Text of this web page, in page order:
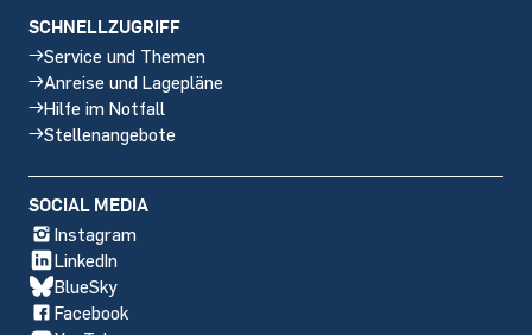
SCHNELLZUGRIFF
Service und Themen
Anreise und Lagepläne
Hilfe im Notfall
Stellenangebote
SOCIAL MEDIA
Instagram
LinkedIn
BlueSky
Facebook